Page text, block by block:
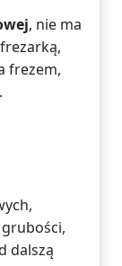
, nie ma
frezem,
dalszą